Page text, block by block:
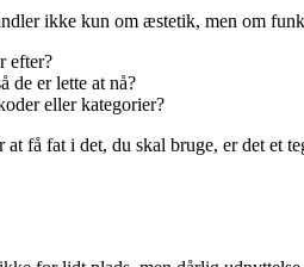
ikke kun om æstetik, men om
efter?
de er lette at nå?
eller kategorier?
få fat i det, du skal bruge, er det et